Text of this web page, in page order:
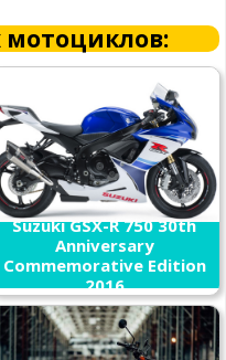
мотоциклов:
Suzuki GSX-R 750 30th
Anniversary
Commemorative Edition
2016